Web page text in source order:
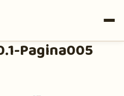
Pagina005